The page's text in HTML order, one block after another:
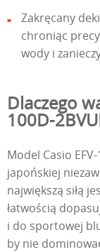
Zakręcany
chroniąc
wody i
Dlaczego
100D-
Model Casio
japońskiej
największą siłą
łatwością
i do sportowej
by nie